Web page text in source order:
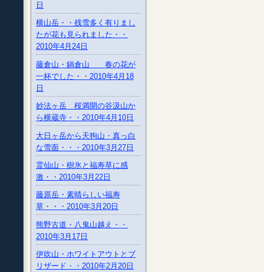
日
横山岳・・残雪多く有りまし
たが花も見られました・・
2010年4月24日
藤倉山・鍋倉山 春の花が
一杯でした・・2010年4月18
日
妙法ヶ岳 桜満開の谷汲山か
ら横蔵寺・・2010年4月10日
大日ヶ岳から天狗山・真っ白
な雪面・・・2010年3月27日
霊仙山・樹氷と福寿草に感
激・・2010年3月22日
藤原岳・素晴らしい福寿
草・・・2010年3月20日
熊野古道・八鬼山越え・・
2010年3月17日
伊吹山・ホワイトアウトとブ
リザード・・2010年2月20日